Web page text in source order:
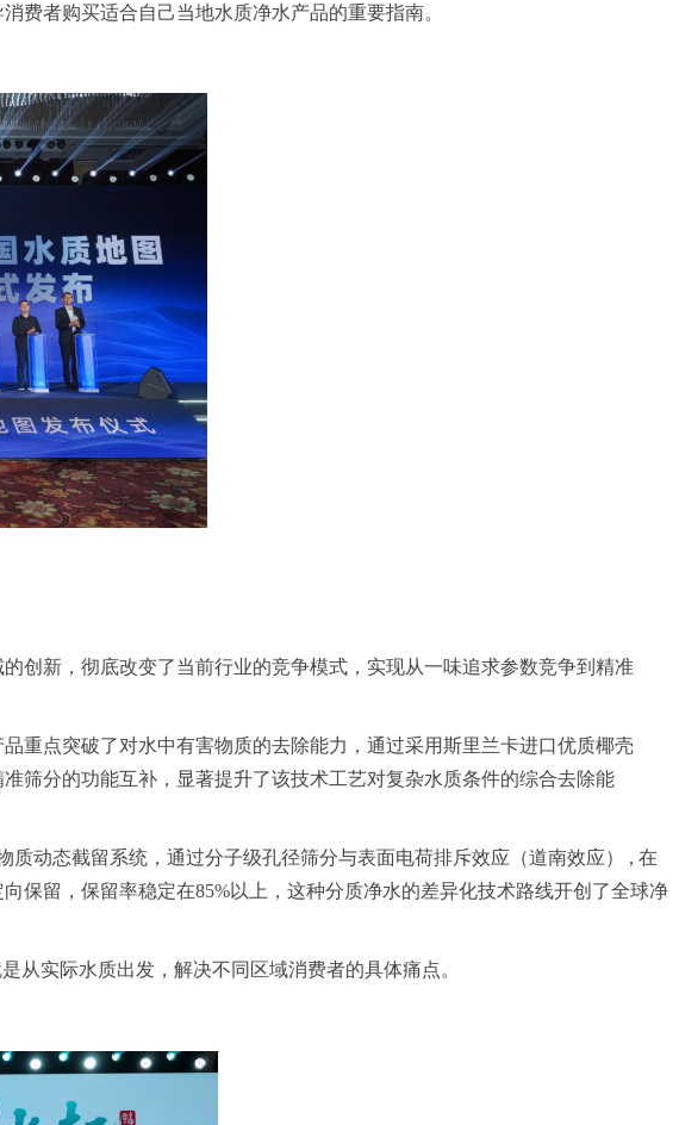
费者购买适合自己当地水质净水产品的重要指南。
创新，彻底改变了当前行业的竞争模式，实现从一味追求参数竞争到精准
重点突破了对水中有害物质的去除能力，通过采用斯里兰卡进口优质椰壳
筛分的功能互补，显著提升了该技术工艺对复杂水质条件的综合去除能
质动态截留系统，通过分子级孔径筛分与表面电荷排斥效应（道南效应）， 在
保留，保留率稳定在85%以上，这种分质净水的差异化技术路线开创了全球净
从实际水质出发，解决不同区域消费者的具体痛点。